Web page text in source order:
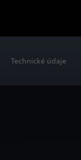
Technické údaje